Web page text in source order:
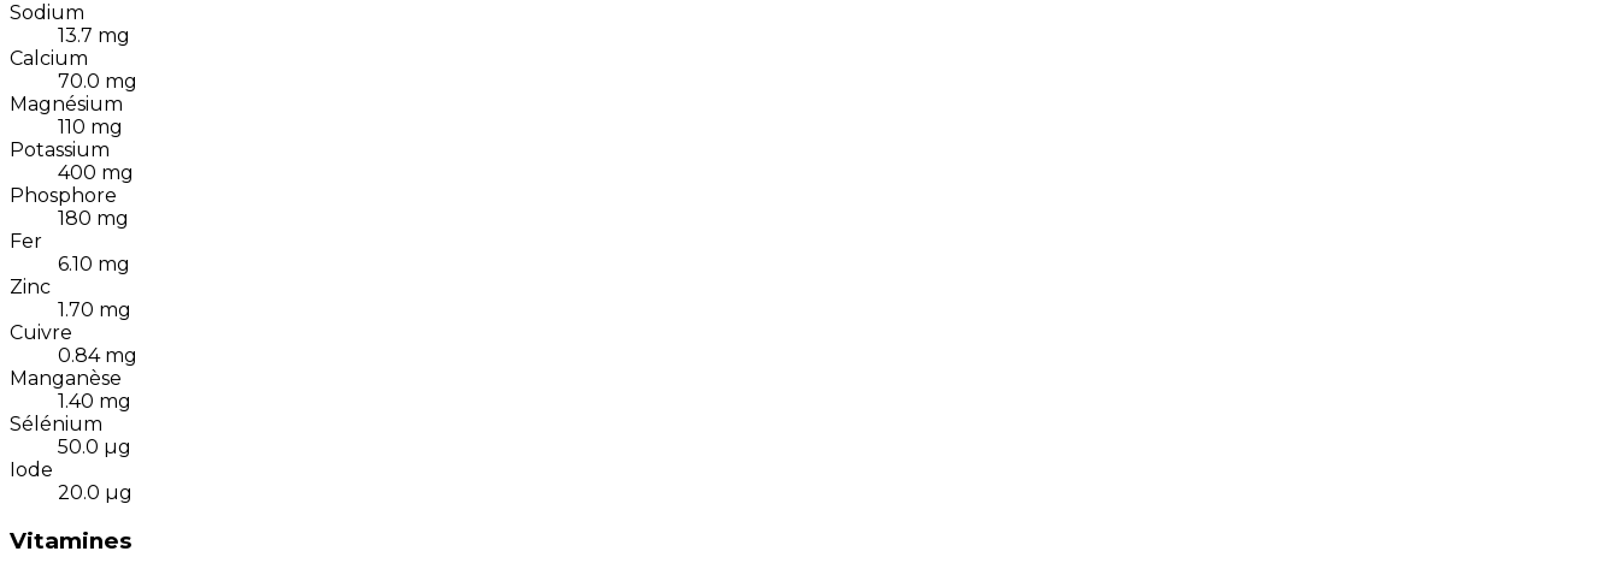
Sodium
13.7 mg
Calcium
70.0 mg
Magnésium
110 mg
Potassium
400 mg
Phosphore
180 mg
Fer
6.10 mg
Zinc
1.70 mg
Cuivre
0.84 mg
Manganèse
1.40 mg
Sélénium
50.0 µg
Iode
20.0 µg
Vitamines